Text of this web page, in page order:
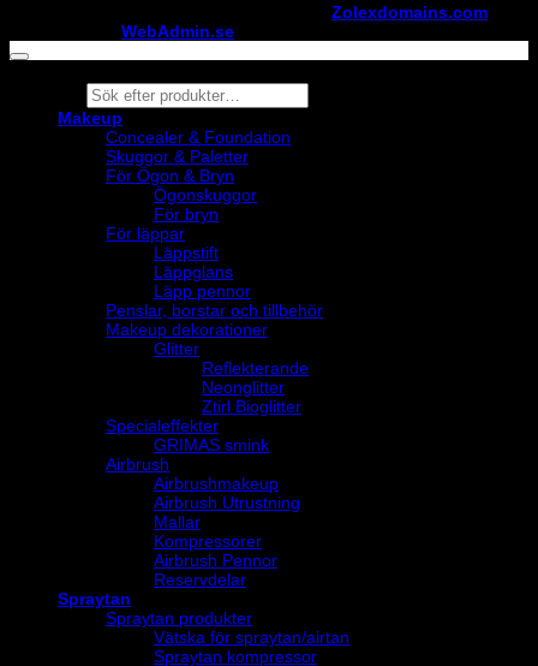
Zolexdomains.com
WebAdmin.se
Products
search
Makeup
Concealer & Foundation
Skuggor & Paletter
För Ögon & Bryn
Ögonskuggor
För bryn
För läppar
Läppstift
Läppglans
Läpp pennor
Penslar, borstar och tillbehör
Makeup dekorationer
Glitter
Reflekterande
Neonglitter
Ztirl Bioglitter
Specialeffekter
GRIMAS smink
Airbrush
Airbrushmakeup
Airbrush Utrustning
Mallar
Kompressorer
Airbrush Pennor
Reservdelar
Spraytan
Spraytan produkter
Vätska för spraytan/airtan
Spraytan kompressor